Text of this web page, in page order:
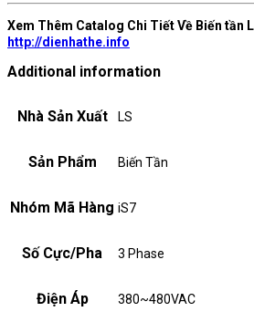
Xem Thêm Catalog Chi Tiết Về Biến tần
http://dienhathe.info
Additional information
Nhà Sản Xuất LS
Sản Phẩm Biến Tần
Nhóm Mã Hàng iS7
Số Cực/Pha 3 Phase
Điện Áp 380~480VAC